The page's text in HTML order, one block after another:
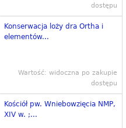
dostępu
Konserwacja loży dra Ortha i
elementów...
Wartość: widoczna po zakupie
dostępu
Kościół pw. Wniebowzięcia NMP,
XIV w. ;...